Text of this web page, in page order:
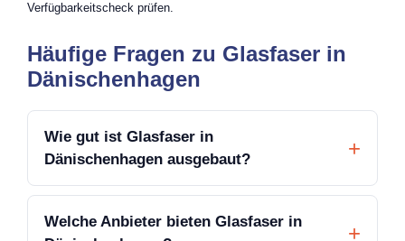
Verfügbarkeitscheck prüfen.
Häufige Fragen zu Glasfaser in
Dänischenhagen
Wie gut ist Glasfaser in
Dänischenhagen ausgebaut?
Welche Anbieter bieten Glasfaser in